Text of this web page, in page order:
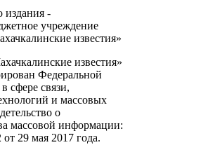
издания -
учреждение
известия»
известия»
Федеральной
сфере связи,
и массовых
о
массовой информации:
29 мая 2017 года.